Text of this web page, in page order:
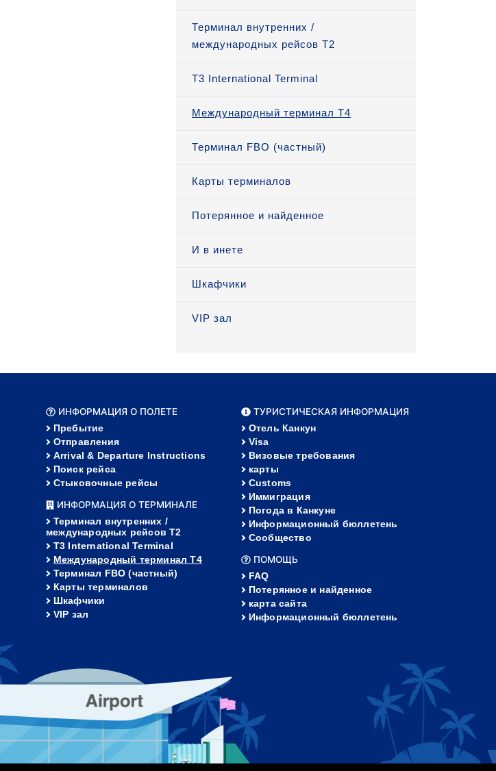
Терминал внутренних /
международных рейсов T2
T3 International Terminal
Международный терминал Т4
Терминал FBO (частный)
Карты терминалов
Потерянное и найденное
И в инете
Шкафчики
VIP зал
ИНФОРМАЦИЯ О ПОЛЕТЕ
Пребытие
Отправления
Arrival & Departure Instructions
Поиск рейса
Стыковочные рейсы
ИНФОРМАЦИЯ О ТЕРМИНАЛЕ
Терминал внутренних /
международных рейсов T2
T3 International Terminal
Международный терминал Т4
Терминал FBO (частный)
Карты терминалов
Шкафчики
VIP зал
ТУРИСТИЧЕСКАЯ ИНФОРМАЦИЯ
Отель Канкун
Visa
Визовые требования
карты
Customs
Иммиграция
Погода в Канкуне
Информационный бюллетень
Сообщество
ПОМОЩЬ
FAQ
Потерянное и найденное
карта сайта
Информационный бюллетень